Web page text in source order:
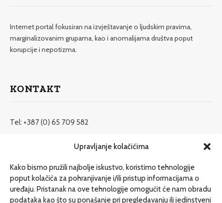
Upravljanje kolačićima
Kako bismo pružili najbolje iskustvo, koristimo tehnologije
poput kolačića za pohranjivanje i/ili pristup informacijama o
uređaju. Pristanak na ove tehnologije omogućit će nam obradu
podataka kao što su ponašanje pri pregledavanju ili jedinstveni
Internet portal fokusiran na izvještavanje o ljudskim pravima,
marginalizovanim grupama, kao i anomalijama društva poput
korupcije i nepotizma.
KONTAKT
Tel: +387 (0) 65 709 582
redakcija@etrafika.net
Dosije